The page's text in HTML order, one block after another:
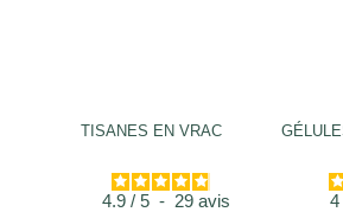
TISANES EN VRAC
4.9 / 5 - 29 avis 4